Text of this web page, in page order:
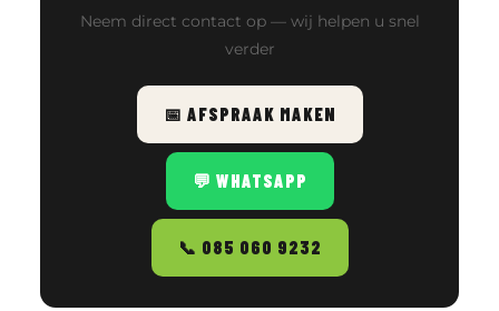
Neem direct contact op — wij helpen u snel
verder
📅 AFSPRAAK MAKEN
💬 WHATSAPP
📞 085 060 9232